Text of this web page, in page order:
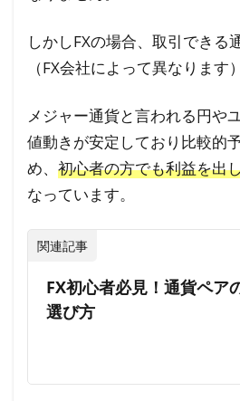
しかしFXの場合、取引できる
（FX会社によって異なります
メジャー通貨と言われる円や
値動きが安定しており比較的
め、 初心者の方でも利益を出
なっています。
関連記事
FX初心者必見！通貨ペア
選び方